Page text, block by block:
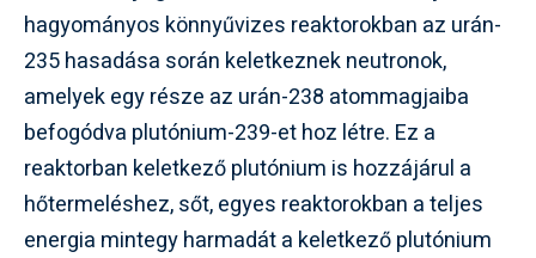
hagyományos könnyűvizes reaktorokban az urán-
235 hasadása során keletkeznek neutronok,
amelyek egy része az urán-238 atommagjaiba
befogódva plutónium-239-et hoz létre. Ez a
reaktorban keletkező plutónium is hozzájárul a
hőtermeléshez, sőt, egyes reaktorokban a teljes
energia mintegy harmadát a keletkező plutónium